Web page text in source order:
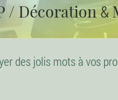
/Décoration&
des jolis mots à vos